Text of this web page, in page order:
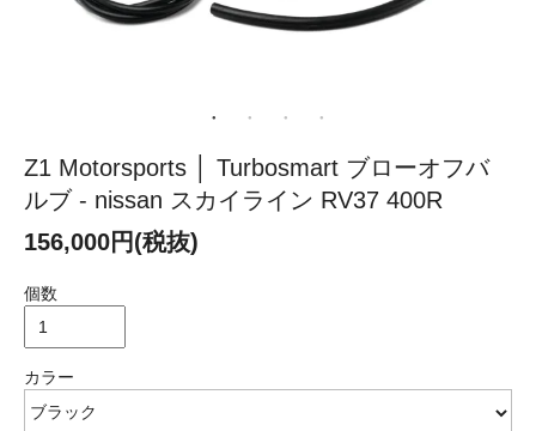
Z1 Motorsports │ Turbosmart ブローオフバ
ルブ - nissan スカイライン RV37 400R
156,000円(税抜)
個数
カラー